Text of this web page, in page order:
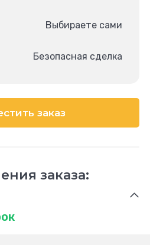
Выбираете сами
Безопасная сделка
заказ
заказа: